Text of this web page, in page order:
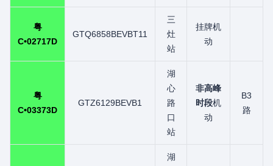
粤
C•02717D
GTQ6858BEVBT11
三
灶
站
挂牌机
动
粤
C•03373D
GTZ6129BEVB1
湖
心
路
口
站
非高峰
时段机
动
B3
路
湖